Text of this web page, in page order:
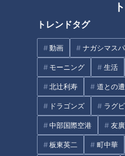
トレンドタグ
動画 ナガシマス
モーニング 生活
北辻利寿 道との
ドラゴンズ ラグ
中部国際空港 友
板東英二 町中華
ールを投げ続けてきた大野
かったものの、“彼の力は必
督。その思いに報おうとば
なら、なんでもやれること
結果でいえば、彼の登板は
ハインドの9回に登板し、無
ラ勝ちへとつなげる良い流
ゴンズファンとすればなん